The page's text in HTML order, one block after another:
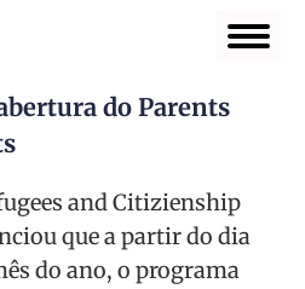
do Parents
and Citizienship
que a partir do dia
do ano, o programa